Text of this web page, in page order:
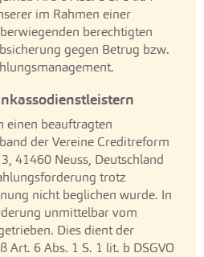
im Rahmen einer
berechtigten
gegen Betrug bzw.
einen beauftragten
der Vereine Creditreform
41460 Neuss, Deutschland
trotz
nicht beglichen wurde. In
unmittelbar vom
Dies dient der
Art. 6 Abs. 1 S. 1 lit. b DSGVO